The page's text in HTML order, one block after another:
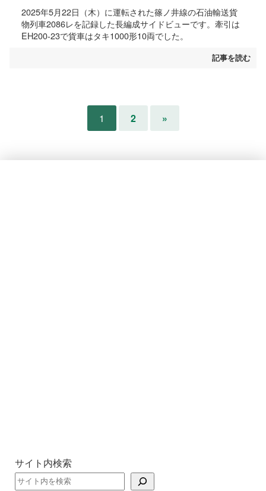
2025年5月22日（木）に運転された篠ノ井線の石油輸送貨
物列車2086レを記録した長編成サイドビューです。牽引は
EH200-23で貨車はタキ1000形10両でした。
記事を読む
1 2 »
サイト内検索